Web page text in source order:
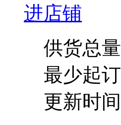
进店铺
供货总量
最少起订
更新时间